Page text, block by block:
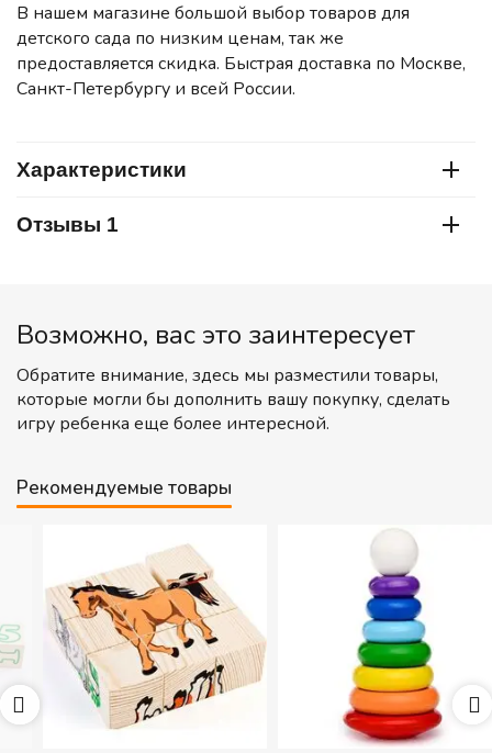
В нашем магазине большой выбор товаров для
детского сада по низким ценам, так же
предоставляется скидка. Быстрая доставка по Москве,
Санкт-Петербургу и всей России.
Характеристики
Отзывы 1
Возможно, вас это заинтересует
Обратите внимание, здесь мы разместили товары,
которые могли бы дополнить вашу покупку, сделать
игру ребенка еще более интересной.
Рекомендуемые товары